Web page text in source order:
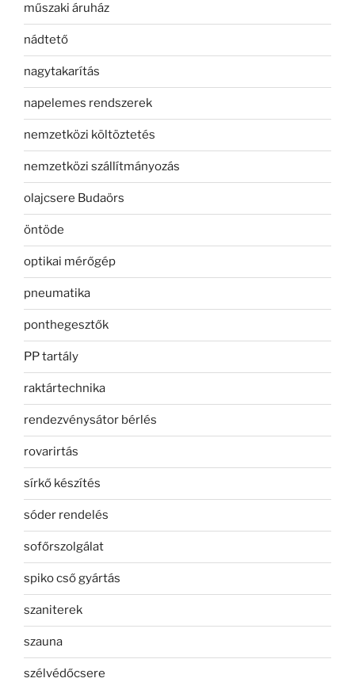
műszaki áruház
nádtető
nagytakarítás
napelemes rendszerek
nemzetközi költöztetés
nemzetközi szállítmányozás
olajcsere Budaörs
öntöde
optikai mérőgép
pneumatika
ponthegesztők
PP tartály
raktártechnika
rendezvénysátor bérlés
rovarirtás
sírkő készítés
sóder rendelés
sofőrszolgálat
spiko cső gyártás
szaniterek
szauna
szélvédőcsere